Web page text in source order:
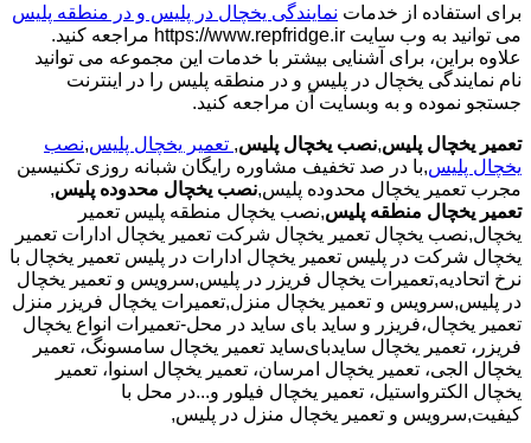
برای استفاده از خدمات نمایندگی یخچال در پلیس و در منطقه پلیس
می توانید به وب سایت https://www.repfridge.ir مراجعه کنید.
علاوه براین، برای آشنایی بیشتر با خدمات این مجموعه می توانید
نام نمایندگی یخچال در پلیس و در منطقه پلیس را در اینترنت
جستجو نموده و به وبسایت آن مراجعه کنید.
تعمیر یخچال پلیس,نصب یخچال پلیس, تعمیر یخچال پلیس,نصب
یخچال پلیس,با در صد تخفیف مشاوره رایگان شبانه روزی تکنیسین
مجرب تعمیر یخچال محدوده پلیس,نصب یخچال محدوده پلیس,
تعمیر یخچال منطقه پلیس,نصب یخچال منطقه پلیس تعمیر
یخچال,نصب یخچال تعمیر یخچال شرکت تعمیر یخچال ادارات تعمیر
یخچال شرکت در پلیس تعمیر یخچال ادارات در پلیس تعمیر یخچال با
نرخ اتحادیه,تعمیرات یخچال فریزر در پلیس,سرویس و تعمیر یخچال
در پلیس,سرویس و تعمیر یخچال منزل,تعمیرات یخچال فریزر منزل
تعمیر یخچال،فریزر و ساید بای ساید در محل-تعمیرات انواع یخچال
فریزر، تعمیر یخچال سایدبای‌ساید تعمیر یخچال سامسونگ، تعمیر
یخچال الجی، تعمیر یخچال امرسان، تعمیر یخچال اسنوا، تعمیر
یخچال الکترواستیل، تعمیر یخچال فیلور و...در محل با
کیفیت,سرویس و تعمیر یخچال منزل در پلیس,